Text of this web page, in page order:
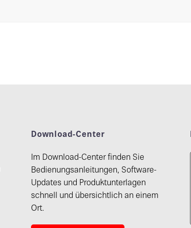
Download-Center
Im Download-Center finden Sie
Bedienungsanleitungen, Software-
Updates und Produktunterlagen
schnell und übersichtlich an einem
Ort.